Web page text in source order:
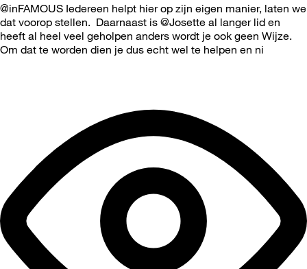
@inFAMOUS Iedereen helpt hier op zijn eigen manier, laten we
dat voorop stellen. Daarnaast is @Josette al langer lid en
heeft al heel veel geholpen anders wordt je ook geen Wijze.
Om dat te worden dien je dus echt wel te helpen en ni